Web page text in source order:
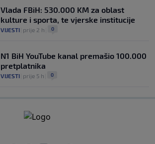
Vlada FBiH: 530.000 KM za oblast
kulture i sporta, te vjerske institucije
VIJESTI prije 2 h 0
N1 BiH YouTube kanal premašio 100.000
pretplatnika
VIJESTI prije 5 h 0